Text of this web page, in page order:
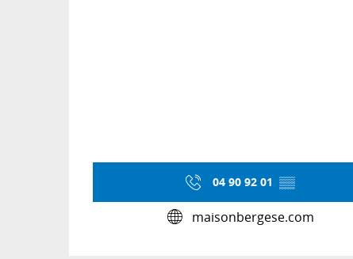
04 90 92 01 ▒▒
maisonbergese.com